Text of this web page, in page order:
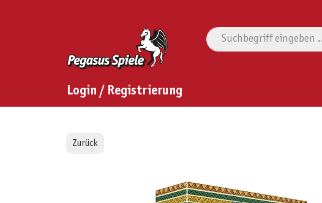
Login / Registrierung
Zurück